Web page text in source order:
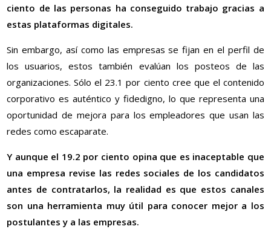
ciento de las personas ha conseguido trabajo gracias a
estas plataformas digitales.
Sin embargo, así como las empresas se fijan en el perfil de
los usuarios, estos también evalúan los posteos de las
organizaciones. Sólo el 23.1 por ciento cree que el contenido
corporativo es auténtico y fidedigno, lo que representa una
oportunidad de mejora para los empleadores que usan las
redes como escaparate.
Y aunque el 19.2 por ciento opina que es inaceptable que
una empresa revise las redes sociales de los candidatos
antes de contratarlos, la realidad es que estos canales
son una herramienta muy útil para conocer mejor a los
postulantes y a las empresas.